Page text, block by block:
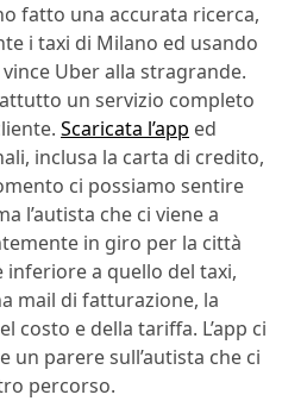
fatto una accurata ricerca,
i taxi di Milano ed usando
Uber alla stragrande.
un servizio completo
Scaricata l’app ed
inclusa la carta di credito,
ci possiamo sentire
l’autista che ci viene a
in giro per la città
inferiore a quello del taxi,
mail di fatturazione, la
costo e della tariffa. L’app ci
un parere sull’autista che ci
percorso.